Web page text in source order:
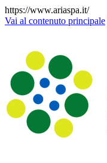
https://www.ariaspa.it/
Vai al contenuto principale